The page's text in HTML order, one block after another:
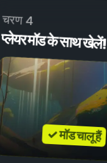
चरण 4
प्लेयर मॉड के साथ खेलें!
✓ मॉड चालू हैं